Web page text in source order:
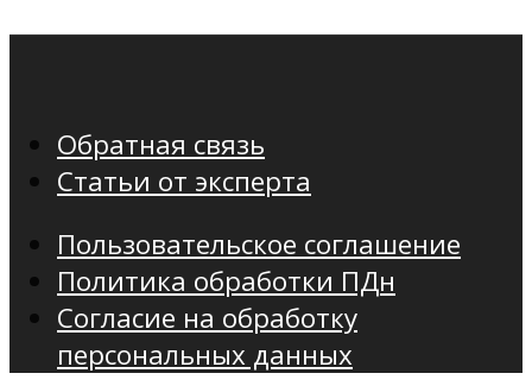
Обратная связь
Статьи от эксперта
Пользовательское соглашение
Политика обработки ПДн
Согласие на обработку
персональных данных